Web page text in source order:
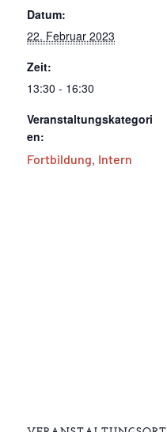
Datum:
22. Februar 2023
Zeit:
13:30 - 16:30
Veranstaltungskategori
en:
Fortbildung, Intern